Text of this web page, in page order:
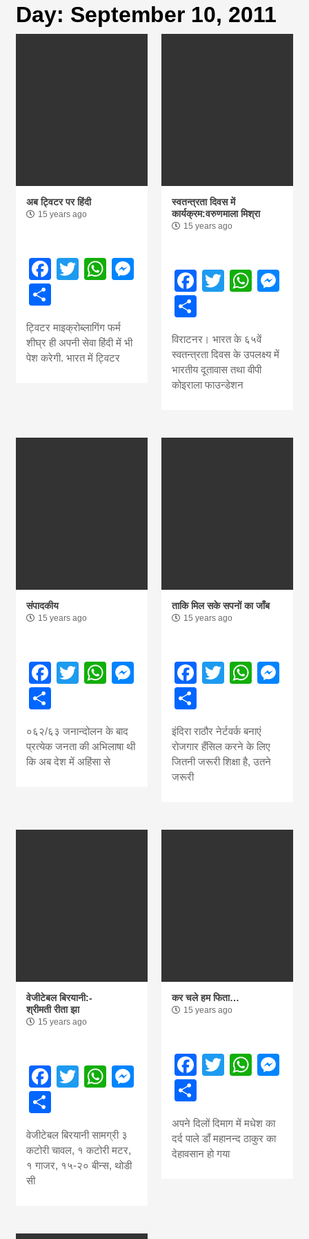
magazine of
news,
khabar
Day: September 10, 2011
अब ट्विटर पर हिंदी
15 years ago
Facebook
TwitterWhatsApp
Messenger
ट्विटर माइक्रोब्लागिंग फर्म
शीघ्र ही अपनी सेवा हिंदी में भी
पेश करेगी. भारत में ट्विटर
स्वतन्त्रता दिवस में
कार्यक्रम:वरुणमाला मिश्रा
15 years ago
Facebook
Twitter
Share
विराटनर। भारत के ६५वें
स्वतन्त्रता दिवस के उपलक्ष्य में
भारतीय दूतावास तथा वीपी
कोइराला फाउन्डेशन
संपादकीय
15 years ago
Facebook
TwitterWhatsApp
Messenger
०६२/६३ जनान्दोलन के बाद
प्रत्येक जनता की अभिलाषा थी
कि अब देश में अहिंसा से
ताकि मिल सके सपनों का जाँब
15 years ago
Facebook
Twitter
Share
इंदिरा राठौर नेर्टवर्क बनाएं
रोजगार हँसिल करने के लिए
जितनी जरूरी शिक्षा है, उतने
जरूरी
वेजीटेबल बिरयानी:-
श्रीमती रीता झा
15 years ago
Facebook
TwitterWhatsApp
Messenger
वेजीटेबल बिरयानी सामग्री ३
कटोरी चावल, १ कटोरी मटर,
१ गाजर, १५-२० बीन्स, थोडी
सी
कर चले हम फिता…
15 years ago
Facebook
Twitter
Share
अपने दिलों दिमाग में मधेश का
दर्द पाले डाँ महानन्द ठाकुर का
देहावसान हो गया